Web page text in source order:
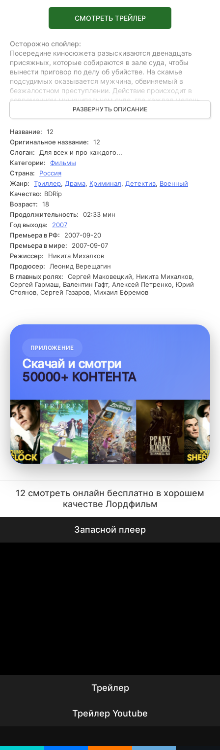
СМОТРЕТЬ ТРЕЙЛЕР
Осторожно спойлер:
Посередине киносюжета разыскиваются двенадцать
присяжных, которые собираются в зале суда, чтобы
вынести приговор по делу об убийстве. На скамье
подсудимых оказывается мужчина, обвиняемый в
безжалостном преступлении. Действие происходит в
современном муниципальном суде, где каждая мелочь
имеет значение. Присяжные, представляющие различные
слои общества, сталкиваются с необходимостью решить,
каково может быть наказание для обвиняемого. Каждый
и личные драмы, что усложняет процесс. В ходе
обсуждения первоначальные колебания одного из
присяжных приводят к интенсивному диалогу. Каждый из
присутствующих начинает выявлять свои скрытые
доводы и внутренние конфликты. Постепенно обстановка
накаляется, и на поверхность всплывают не только
материалы дела, но и личные истории участников.
Возникают тернии, и иногда некоторые присяжные
начинают осознавать, что их выводы могут быть основаны
на стандартах и эмоциях, а не на фактах. В этот сложный
момент один из присяжных делает смелое заявление,
которое способно изменить направление обсуждения и
заставить всех пересмотреть свои позиции.
РАЗВЕРНУТЬ ОПИСАНИЕ
Название:
12
Оригинальное название:
12
Слоган:
Для всех и про каждого...
Категории:
Фильмы
Страна:
Россия
Жанр:
Триллер, Драма, Криминал, Детектив, Военный
Качество: BDRip
Возраст:
18
Продолжительность:
02:33 мин
Год выхода:
2007
Премьера в РФ:
2007-09-20
Премьера в мире:
2007-09-07
Режиссер:
Никита Михалков
Продюсер:
Леонид Верещагин
В главных ролях:
Сергей Маковецкий, Никита Михалков,
Сергей Гармаш, Валентин Гафт, Алексей Петренко, Юрий
Стоянов, Сергей Газаров, Михаил Ефремов
ПРИЛОЖЕНИЕ
Скачай и смотри
50000+ КОНТЕНТА
12 смотреть онлайн бесплатно в хорошем
качестве Лордфильм
Запасной плеер
Трейлер
Трейлер Youtube